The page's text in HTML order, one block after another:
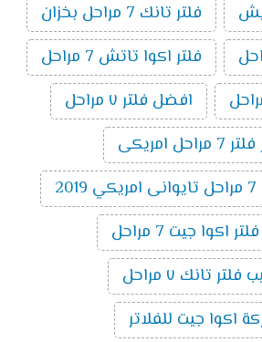
فلتر تانك 7 مراحل بخزان
فلتر اكوا تاتش 7 مراحل
افضل فلتر ٧ مراحل
امريكى
اكوا جيت 7 مراحل
تانك ٧ مراحل
اكوا جيت للفلاتر